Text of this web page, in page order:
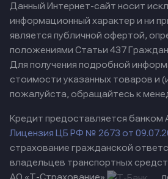
Данный Интернет-сайт носит
информационный характер и ни
является публичной офертой,
положениями Статьи 437
Для получения подробной
стоимости указанных товаров и
пожалуйста, обращайтесь к
Кредит предоставляется банком
Лицензия ЦБ РФ № 2673 от
страхование гражданской
владельцев транспортных